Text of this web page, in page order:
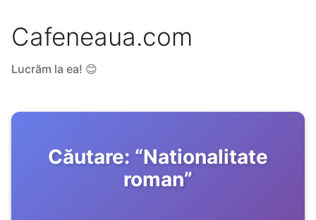
Cafeneaua.com
Lucrăm la ea! 😊
Căutare: “Nationalitate
roman”